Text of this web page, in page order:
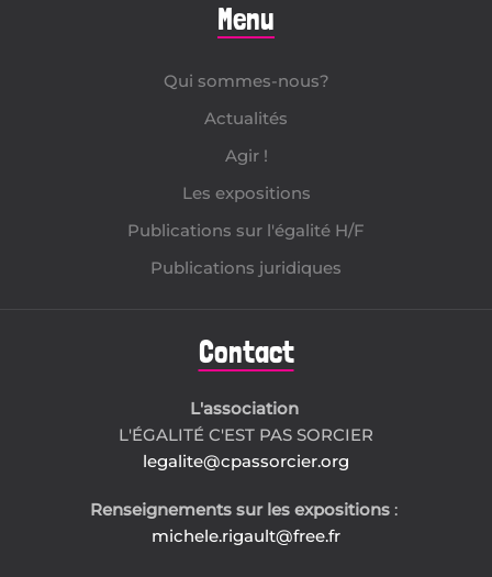
Menu
Qui sommes-nous?
Actualités
Agir !
Les expositions
Publications sur l'égalité H/F
Publications juridiques
Contact
L'association
L'ÉGALITÉ C'EST PAS SORCIER
legalite@cpassorcier.org
Renseignements sur les expositions :
michele.rigault@free.fr